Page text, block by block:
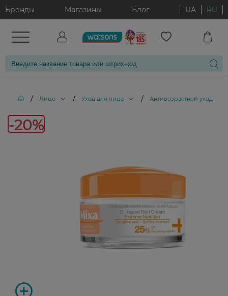
Бренды Магазины Блог UA RU
/ Лицо / Уход для лица / Антивозрастной уход за
-20%